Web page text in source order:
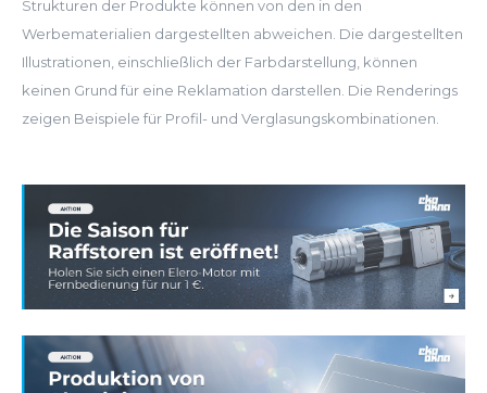
Strukturen der Produkte können von den in den
Werbematerialien dargestellten abweichen. Die dargestellten
Illustrationen, einschließlich der Farbdarstellung, können
keinen Grund für eine Reklamation darstellen. Die Renderings
zeigen Beispiele für Profil- und Verglasungskombinationen.